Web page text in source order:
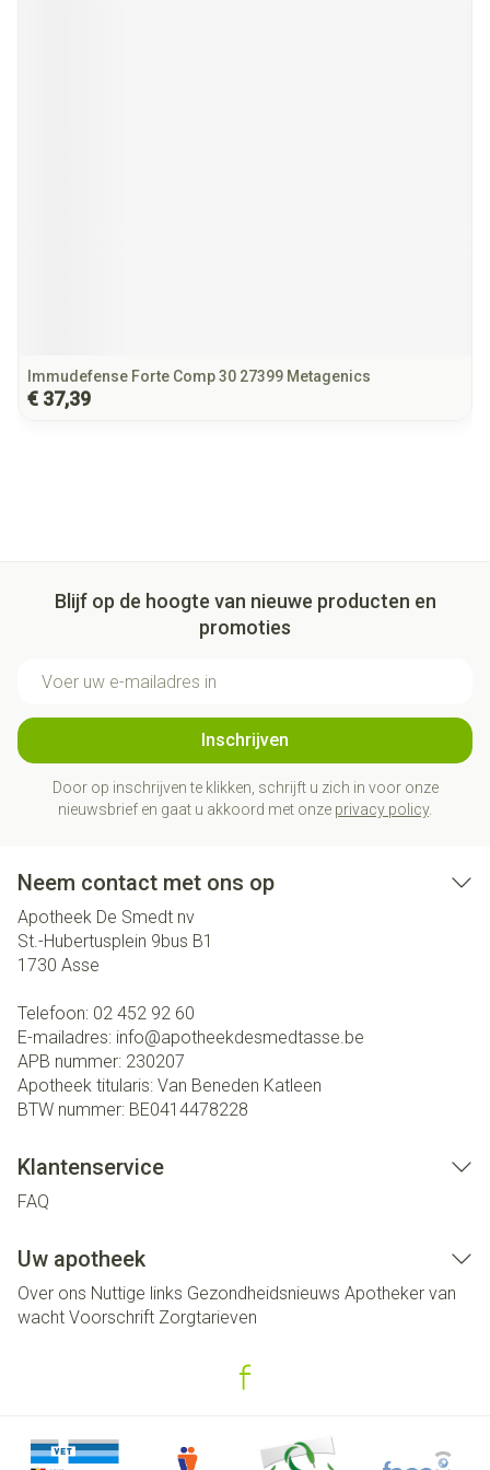
Immudefense Forte Comp 30 27399 Metagenics
€ 37,39
Blijf op de hoogte van nieuwe producten en
promoties
Inschrijven
Door op inschrijven te klikken, schrijft u zich in voor onze
nieuwsbrief en gaat u akkoord met onze privacy policy.
Neem contact met ons op
Apotheek De Smedt nv
St.-Hubertusplein 9bus B1
1730 Asse
Telefoon: 02 452 92 60
E-mailadres: info@apotheekdesmedtasse.be
APB nummer: 230207
Apotheek titularis: Van Beneden Katleen
BTW nummer: BE0414478228
Klantenservice
FAQ
Uw apotheek
Over ons Nuttige links Gezondheidsnieuws Apotheker van
wacht Voorschrift Zorgtarieven